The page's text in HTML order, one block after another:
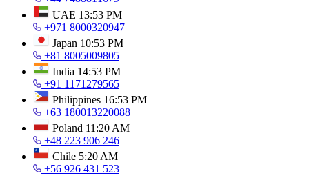
UAE 13:53 PM
+971 8000320947
Japan 10:53 PM
+81 8005009805
India 14:53 PM
+91 1171279565
Philippines 16:53 PM
+63 180013220088
Poland 11:20 AM
+48 223 906 246
Chile 5:20 AM
+56 926 431 523